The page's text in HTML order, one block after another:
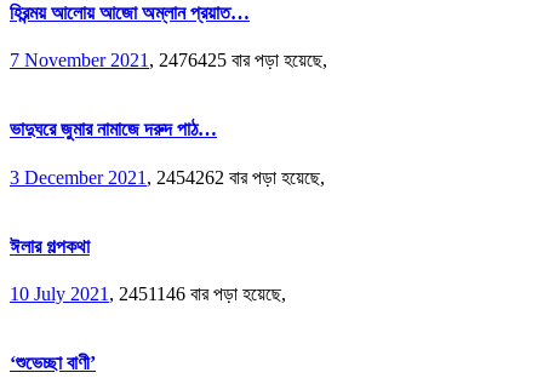
হিরন্ময় আলোয় আজো অম্লান প্রয়াত…
7 November 2021 , 2476425 বার পড়া হয়েছে,
ভাদুঘরে জুমার নামাজে দরুদ পাঠ…
3 December 2021 , 2454262 বার পড়া হয়েছে,
ঈলার গল্পকথা
10 July 2021 , 2451146 বার পড়া হয়েছে,
‘শুভেচ্ছা বাণী’